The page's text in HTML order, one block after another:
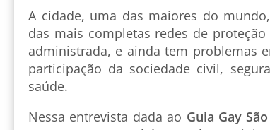
A cidade, uma das maiores do
das mais completas redes de
administrada, e ainda tem problemas
participação da sociedade civil,
saúde.
Nessa entrevista dada ao Guia Gay